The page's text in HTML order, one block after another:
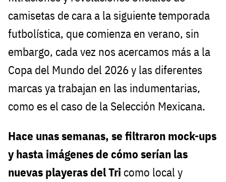
camisetas de cara a la siguiente temporada
futbolística, que comienza en verano, sin
embargo, cada vez nos acercamos más a la
Copa del Mundo del 2026 y las diferentes
marcas ya trabajan en las indumentarias,
como es el caso de la Selección Mexicana.
Hace unas semanas, se filtraron mock-ups
y hasta imágenes de cómo serían las
nuevas playeras del Tri como local y